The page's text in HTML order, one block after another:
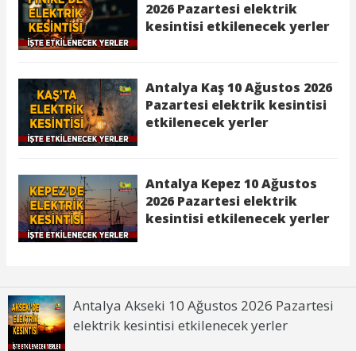
Antalya Akseki 10 Ağustos 2026 Pazartesi
elektrik kesintisi etkilenecek yerler